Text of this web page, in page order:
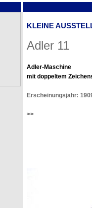
KLEINE
Adler 11
Adler-Maschine
mit doppeltem
Erscheinungsjahr:
>>